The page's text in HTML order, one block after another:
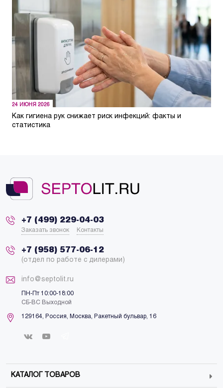
24 ИЮНЯ 2026
Как гигиена рук снижает риск инфекций: факты и
статистика
+7 (499) 229-04-03
Заказать звонок Контакты
+7 (958) 577-06-12
(отдел по работе с дилерами)
info@septolit.ru
ПН-Пт 10:00-18:00
СБ-ВС Выходной
129164, Россия, Москва, Ракетный бульвар, 16
КАТАЛОГ ТОВАРОВ